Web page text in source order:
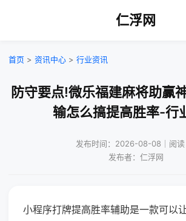
仁浮网
首页 > 资讯中心 > 行业资讯
防守要点!微乐福建麻将助赢
输怎么搞提高胜率-行
发布时间：2026-08-08｜阅读
发布者：仁浮网
小程序打牌提高胜率辅助是一款可以